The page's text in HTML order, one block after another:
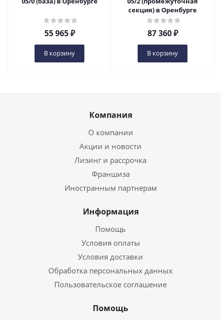
55 965₽
В корзину
секция) в Оренбурге
87 360₽
В корзину
Компания
О компании
Акции и новости
Лизинг и рассрочка
Франшиза
Иностранным партнерам
Информация
Помощь
Условия оплаты
Условия доставки
Обработка персональных данных
Пользовательское соглашение
Помощь